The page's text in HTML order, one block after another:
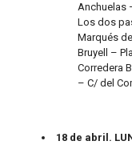
Anchuelas
Los dos
Marqués
Bruyell –
Corredera
– C/ del
18 de abril.